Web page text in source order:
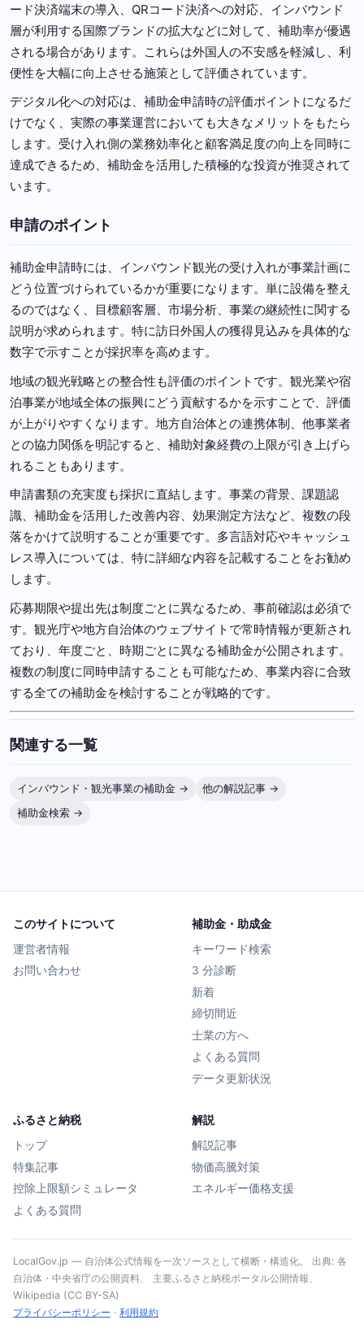
ード決済端末の導入、QRコード決済への対応、インバウンド
層が利用する国際ブランドの拡大などに対して、補助率が優遇
される場合があります。これらは外国人の不安感を軽減し、利
便性を大幅に向上させる施策として評価されています。
デジタル化への対応は、補助金申請時の評価ポイントになるだ
けでなく、実際の事業運営においても大きなメリットをもたら
します。受け入れ側の業務効率化と顧客満足度の向上を同時に
達成できるため、補助金を活用した積極的な投資が推奨されて
います。
申請のポイント
補助金申請時には、インバウンド観光の受け入れが事業計画に
どう位置づけられているかが重要になります。単に設備を整え
るのではなく、目標顧客層、市場分析、事業の継続性に関する
説明が求められます。特に訪日外国人の獲得見込みを具体的な
数字で示すことが採択率を高めます。
地域の観光戦略との整合性も評価のポイントです。観光業や宿
泊事業が地域全体の振興にどう貢献するかを示すことで、評価
が上がりやすくなります。地方自治体との連携体制、他事業者
との協力関係を明記すると、補助対象経費の上限が引き上げら
れることもあります。
申請書類の充実度も採択に直結します。事業の背景、課題認
識、補助金を活用した改善内容、効果測定方法など、複数の段
落をかけて説明することが重要です。多言語対応やキャッシュ
レス導入については、特に詳細な内容を記載することをお勧め
します。
応募期限や提出先は制度ごとに異なるため、事前確認は必須で
す。観光庁や地方自治体のウェブサイトで常時情報が更新され
ており、年度ごと、時期ごとに異なる補助金が公開されます。
複数の制度に同時申請することも可能なため、事業内容に合致
する全ての補助金を検討することが戦略的です。
関連する一覧
インバウンド・観光事業の補助金 →
他の解説記事 →
補助金検索 →
このサイトについて
運営者情報
お問い合わせ
補助金・助成金
キーワード検索
3 分診断
新着
締切間近
士業の方へ
よくある質問
データ更新状況
ふるさと納税
トップ
特集記事
控除上限額シミュレータ
よくある質問
解説
解説記事
物価高騰対策
エネルギー価格支援
LocalGov.jp — 自治体公式情報を一次ソースとして横断・構造化。 出典: 各
自治体・中央省庁の公開資料、 主要ふるさと納税ポータル公開情報、
Wikipedia (CC BY-SA)
プライバシーポリシー · 利用規約